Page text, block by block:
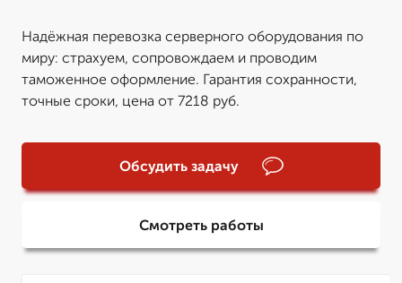
Надёжная перевозка серверного оборудования по
миру: страхуем, сопровождаем и проводим
таможенное оформление. Гарантия сохранности,
точные сроки, цена от 7218 руб.
Обсудить задачу
Смотреть работы